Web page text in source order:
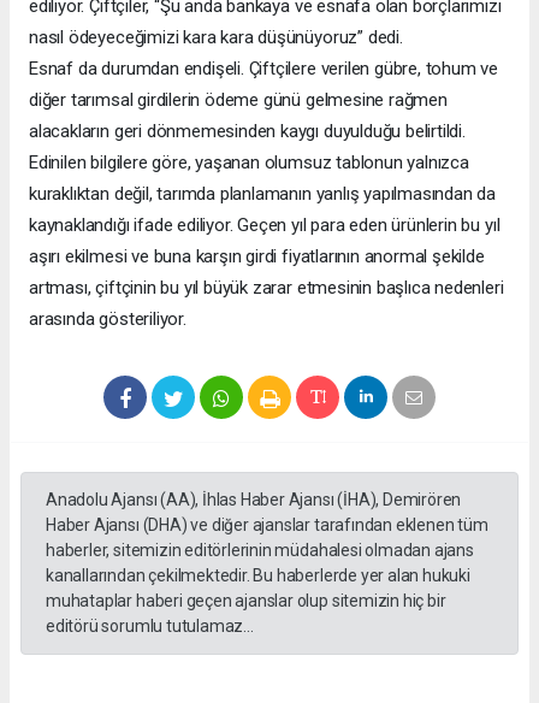
ediliyor. Çiftçiler, “Şu anda bankaya ve esnafa olan borçlarımızı
nasıl ödeyeceğimizi kara kara düşünüyoruz” dedi.
Esnaf da durumdan endişeli. Çiftçilere verilen gübre, tohum ve
diğer tarımsal girdilerin ödeme günü gelmesine rağmen
alacakların geri dönmemesinden kaygı duyulduğu belirtildi.
Edinilen bilgilere göre, yaşanan olumsuz tablonun yalnızca
kuraklıktan değil, tarımda planlamanın yanlış yapılmasından da
kaynaklandığı ifade ediliyor. Geçen yıl para eden ürünlerin bu yıl
aşırı ekilmesi ve buna karşın girdi fiyatlarının anormal şekilde
artması, çiftçinin bu yıl büyük zarar etmesinin başlıca nedenleri
arasında gösteriliyor.
Anadolu Ajansı (AA), İhlas Haber Ajansı (İHA), Demirören
Haber Ajansı (DHA) ve diğer ajanslar tarafından eklenen tüm
haberler, sitemizin editörlerinin müdahalesi olmadan ajans
kanallarından çekilmektedir. Bu haberlerde yer alan hukuki
muhataplar haberi geçen ajanslar olup sitemizin hiç bir
editörü sorumlu tutulamaz...